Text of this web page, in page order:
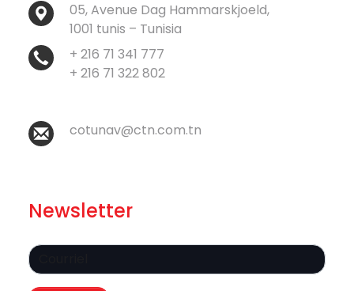
05, Avenue Dag Hammarskjoeld,
1001 tunis – Tunisia
+ 216 71 341 777
+ 216 71 322 802
cotunav@ctn.com.tn
Newsletter